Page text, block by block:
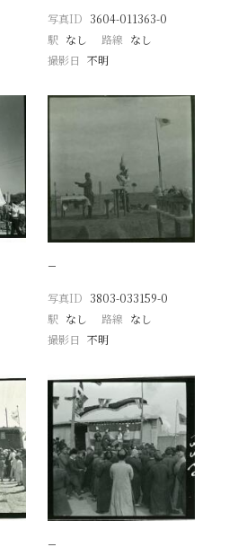
写真ID 3604-011363-0
駅 なし 路線 なし
撮影日 不明
−
写真ID 3803-033159-0
駅 なし 路線 なし
撮影日 不明
−